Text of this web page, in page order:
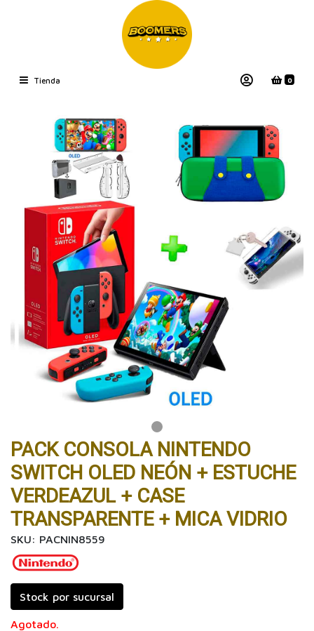
Tienda 0
PACK CONSOLA NINTENDO
SWITCH OLED NEÓN + ESTUCHE
VERDEAZUL + CASE
TRANSPARENTE + MICA VIDRIO
SKU: PACNIN8559
Stock por sucursal
Agotado.